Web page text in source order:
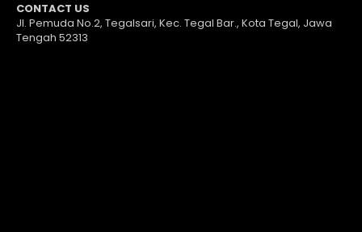
CONTACT US
Jl. Pemuda No.2, Tegalsari, Kec. Tegal Bar., Kota Tegal, Jawa
Tengah 52313